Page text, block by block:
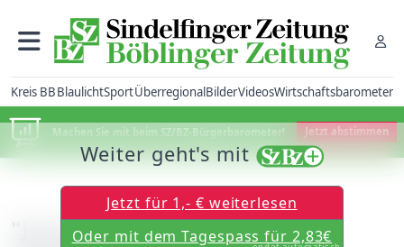
Kreis BBBlaulichtSportÜberregionalBilderVideosWirtschaftsbarometer
Machen Sie mit beim SZ/BZ-Bürgerbarometer! Jetzt abstimmen
"Ja zum Einstieg in diesen
Weiter geht's mit
Jetzt für 1,- € weiterlesen
Oder mit dem Tagespass für 2,83€